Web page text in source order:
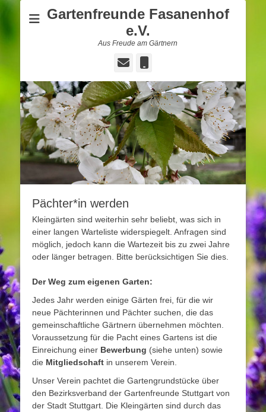
Gartenfreunde Fasanenhof
e.V.
Aus Freude am Gärtnern
E-
Pächter*in werden
Kleingärten sind weiterhin sehr beliebt, was sich in
einer langen Warteliste widerspiegelt. Anfragen sind
möglich, jedoch kann die Wartezeit bis zu zwei Jahre
oder länger betragen. Bitte berücksichtigen Sie dies.
Der Weg zum eigenen Garten:
Jedes Jahr werden einige Gärten frei, für die wir
neue Pächterinnen und Pächter suchen, die das
gemeinschaftliche Gärtnern übernehmen möchten.
Voraussetzung für die Pacht eines Gartens ist die
Einreichung einer Bewerbung (siehe unten) sowie
die Mitgliedschaft in unserem Verein.
Unser Verein pachtet die Gartengrundstücke über
den Bezirksverband der Gartenfreunde Stuttgart von
der Stadt Stuttgart. Die Kleingärten sind durch das